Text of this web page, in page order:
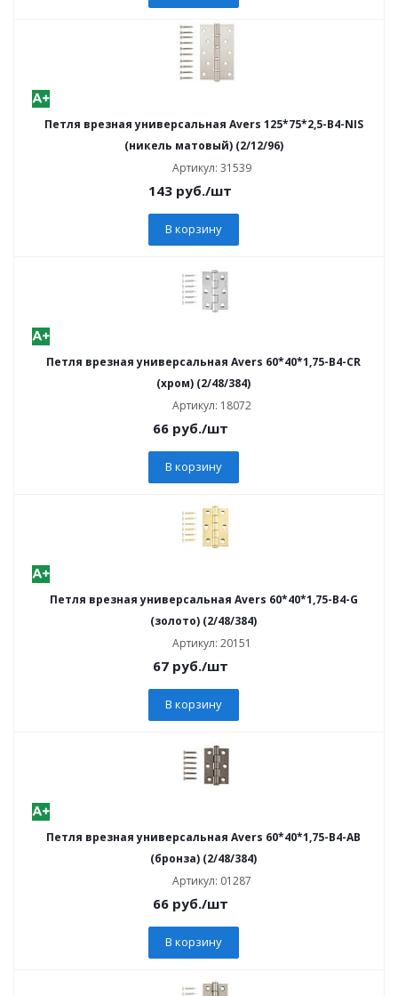
Петля врезная универсальная Avers 125*75*2,5-B4-NIS
(никель матовый) (2/12/96)
Артикул: 31539
143 руб./шт
В корзину
Петля врезная универсальная Avers 60*40*1,75-B4-CR
(хром) (2/48/384)
Артикул: 18072
66руб./шт
В корзину
Петля врезная универсальная Avers 60*40*1,75-B4-G
(золото) (2/48/384)
Артикул: 20151
67руб./шт
В корзину
Петля врезная универсальная Avers 60*40*1,75-В4-AB
(бронза) (2/48/384)
Артикул: 01287
66руб./шт
В корзину